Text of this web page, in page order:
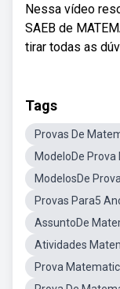
Nessa vídeo
SAEB de
tirar todas as
Tags
Provas De
ModeloDe
ModelosDe
Provas Para5
AssuntoDe
Atividades
Prova